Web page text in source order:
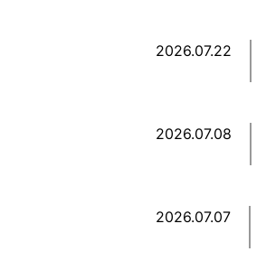
2026.07.22
2026.07.08
2026.07.07